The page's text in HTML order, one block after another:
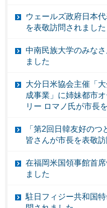
ウェールズ政府日本
を表敬訪問されました
中南民族大学のみな
ました
大分日米協会主催「
成事業」に姉妹都市
リー ロマノ氏が市長
「第2回日韓友好の
皆さんが市長を表敬
在福岡米国領事館首
ました
駐日フィジー共和国